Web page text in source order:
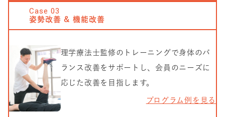
Case03
姿勢改善 & 機能改善
理学療法士監修のトレーニングで身体のバ
ランス改善をサポートし、会員のニーズに
応じた改善を目指します。
プログラム例を見る